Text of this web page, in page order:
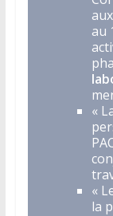
au
«
«
la